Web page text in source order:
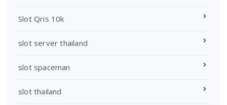
Slot Qris 10k
slot server thailand
slot spaceman
slot thailand